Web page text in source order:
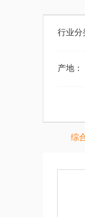
行业分
产地：
综